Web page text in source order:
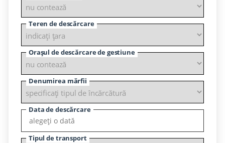
Teren de descărcare
Orașul de descărcare de gestiune
Denumirea mărfii
Data de descărcare
Tipul de transport